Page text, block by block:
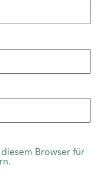
Browser für